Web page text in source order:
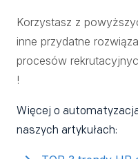
Korzystasz z
inne przydatne
procesów
!
Więcej o
naszych artykułach: